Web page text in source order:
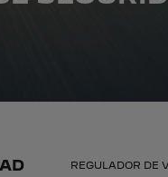
REGULADOR DE